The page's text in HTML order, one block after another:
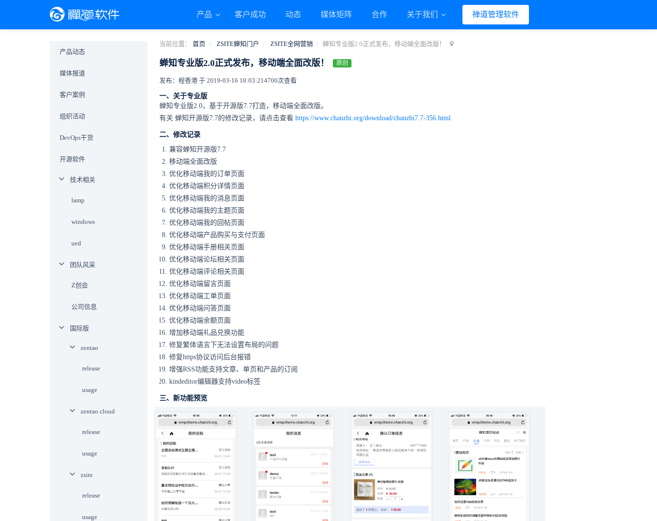
产品 客户成功 动态 媒体矩阵 合作 关于我们 禅道管理软件
当前位置： 首页 ZSITE蝉知门户 ZSITE全网营销 蝉知专业版2.0正式发布，移动端全面改版！
蝉知专业版2.0正式发布，移动端全面改版！ 原创
发布：程香港 于 2019-03-16 18:03:214700次查看
一、关于专业版
蝉知专业版2.0，基于开源版7.7打造，移动端全面改版。
有关 蝉知开源版7.7的修改记录，请点击查看 https://www.chanzhi.org/download/chanzhi7.7-356.html
二、修改记录
兼容蝉知开源版7.7
移动端全面改版
优化移动端我的订单页面
优化移动端积分详情页面
优化移动端我的消息页面
优化移动端我的主题页面
优化移动端我的回帖页面
优化移动端产品购买与支付页面
优化移动端手册相关页面
优化移动端论坛相关页面
优化移动端评论相关页面
优化移动端留言页面
优化移动端工单页面
优化移动端问答页面
优化移动端余额页面
增加移动端礼品兑换功能
修复繁体语言下无法设置布局的问题
修复https协议访问后台报错
增强RSS功能支持文章、单页和产品的订阅
kindeditor编辑器支持video标签
三、新功能预览
产品动态
媒体报道
客户案例
组织活动
DevOps干货
开源软件
技术相关
lamp
windows
ued
团队风采
Z创会
公司信息
国际版
zentao
release
usage
zentao cloud
release
usage
zsite
release
usage